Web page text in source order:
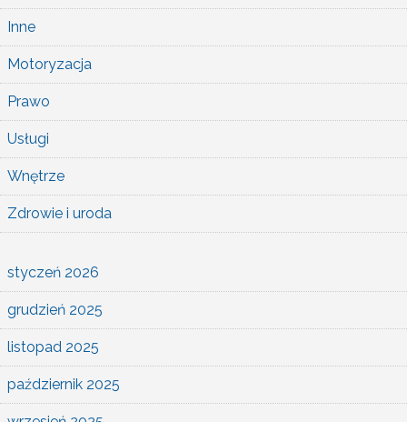
Inne
Motoryzacja
Prawo
Usługi
Wnętrze
Zdrowie i uroda
styczeń 2026
grudzień 2025
listopad 2025
październik 2025